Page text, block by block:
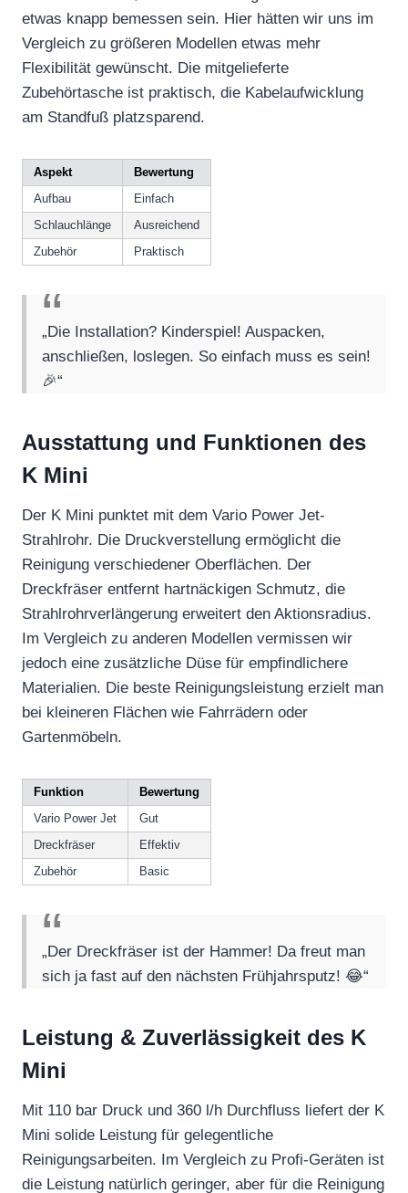
etwas knapp bemessen sein. Hier hätten wir uns im
Vergleich zu größeren Modellen etwas mehr
Flexibilität gewünscht. Die mitgelieferte
Zubehörtasche ist praktisch, die Kabelaufwicklung
am Standfuß platzsparend.
Aspekt
Bewertung
Aufbau
Einfach
Schlauchlänge
Ausreichend
Zubehör
Praktisch
„Die Installation? Kinderspiel! Auspacken,
anschließen, loslegen. So einfach muss es sein!
🎉“
Ausstattung und Funktionen des
K Mini
Der K Mini punktet mit dem Vario Power Jet-
Strahlrohr. Die Druckverstellung ermöglicht die
Reinigung verschiedener Oberflächen. Der
Dreckfräser entfernt hartnäckigen Schmutz, die
Strahlrohrverlängerung erweitert den Aktionsradius.
Im Vergleich zu anderen Modellen vermissen wir
jedoch eine zusätzliche Düse für empfindlichere
Materialien. Die beste Reinigungsleistung erzielt man
bei kleineren Flächen wie Fahrrädern oder
Gartenmöbeln.
Funktion
Bewertung
Vario Power Jet
Gut
Dreckfräser
Effektiv
Zubehör
Basic
„Der Dreckfräser ist der Hammer! Da freut man
sich ja fast auf den nächsten Frühjahrsputz! 😂“
Leistung & Zuverlässigkeit des K
Mini
Mit 110 bar Druck und 360 l/h Durchfluss liefert der K
Mini solide Leistung für gelegentliche
Reinigungsarbeiten. Im Vergleich zu Profi-Geräten ist
die Leistung natürlich geringer, aber für die Reinigung